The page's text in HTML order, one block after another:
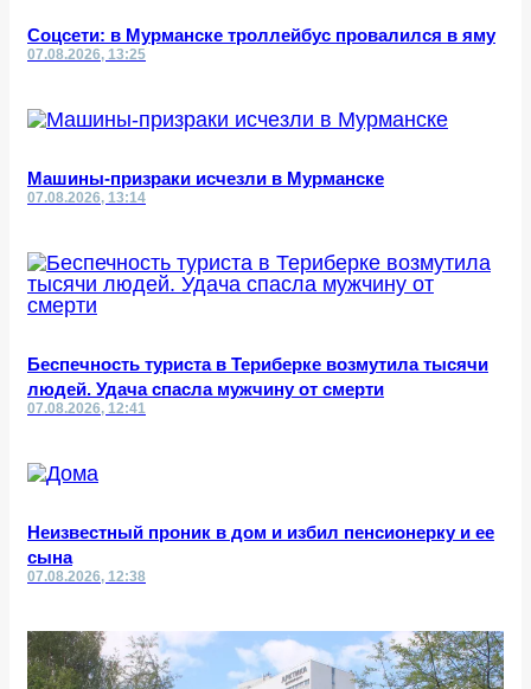
Соцсети: в Мурманске троллейбус провалился в яму
07.08.2026, 13:25
Машины-призраки исчезли в Мурманске
07.08.2026, 13:14
Беспечность туриста в Териберке возмутила тысячи
людей. Удача спасла мужчину от смерти
07.08.2026, 12:41
Неизвестный проник в дом и избил пенсионерку и ее
сына
07.08.2026, 12:38